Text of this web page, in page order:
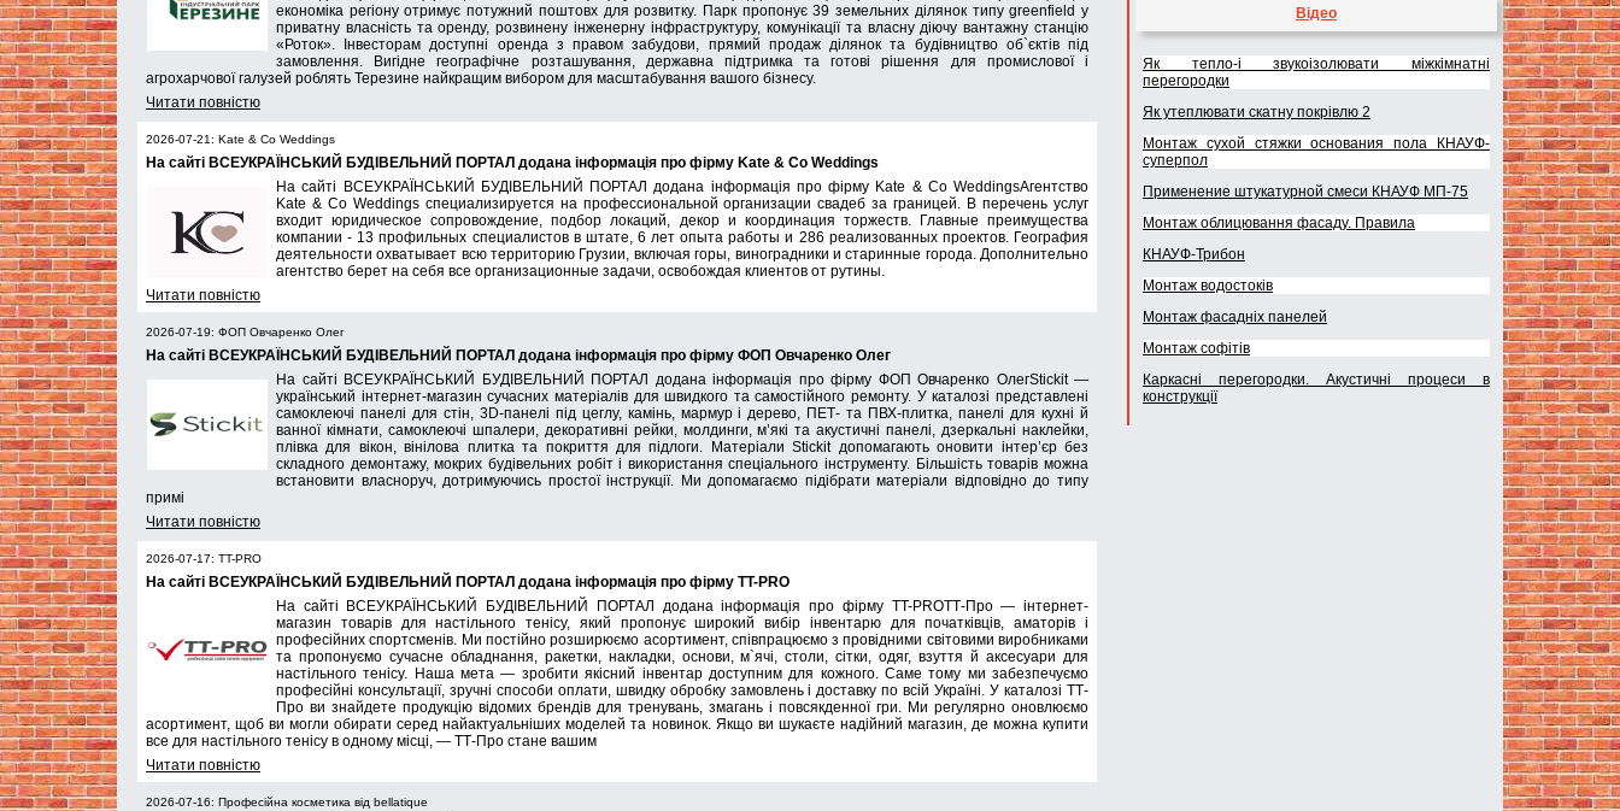
економіка регіону отримує потужний поштовх для розвитку. Парк пропонує 39 земельних ділянок типу greenfield у
приватну власність та оренду, розвинену інженерну інфраструктуру, комунікації та власну діючу вантажну станцію
«Роток». Інвесторам доступні оренда з правом забудови, прямий продаж ділянок та будівництво об`єктів під
замовлення. Вигідне географічне розташування, державна підтримка та готові рішення для промислової і
агрохарчової галузей роблять Терезине найкращим вибором для масштабування вашого бізнесу.
Читати повністю
2026-07-21: Kate & Co Weddings
На сайті ВСЕУКРАЇНСЬКИЙ БУДІВЕЛЬНИЙ ПОРТАЛ додана інформація про фірму Kate & Co Weddings
На сайті ВСЕУКРАЇНСЬКИЙ БУДІВЕЛЬНИЙ ПОРТАЛ додана інформація про фірму Kate & Co WeddingsАгентство
Kate & Co Weddings специализируется на профессиональной организации свадеб за границей. В перечень услуг
входит юридическое сопровождение, подбор локаций, декор и координация торжеств. Главные преимущества
компании - 13 профильных специалистов в штате, 6 лет опыта работы и 286 реализованных проектов. География
деятельности охватывает всю территорию Грузии, включая горы, виноградники и старинные города. Дополнительно
агентство берет на себя все организационные задачи, освобождая клиентов от рутины.
Читати повністю
2026-07-19: ФОП Овчаренко Олег
На сайті ВСЕУКРАЇНСЬКИЙ БУДІВЕЛЬНИЙ ПОРТАЛ додана інформація про фірму ФОП Овчаренко Олег
На сайті ВСЕУКРАЇНСЬКИЙ БУДІВЕЛЬНИЙ ПОРТАЛ додана інформація про фірму ФОП Овчаренко ОлегStickit —
український інтернет-магазин сучасних матеріалів для швидкого та самостійного ремонту. У каталозі представлені
самоклеючі панелі для стін, 3D-панелі під цеглу, камінь, мармур і дерево, ПЕТ- та ПВХ-плитка, панелі для кухні й
ванної кімнати, самоклеючі шпалери, декоративні рейки, молдинги, м’які та акустичні панелі, дзеркальні наклейки,
плівка для вікон, вінілова плитка та покриття для підлоги. Матеріали Stickit допомагають оновити інтер’єр без
складного демонтажу, мокрих будівельних робіт і використання спеціального інструменту. Більшість товарів можна
встановити власноруч, дотримуючись простої інструкції. Ми допомагаємо підібрати матеріали відповідно до типу
примі
Читати повністю
2026-07-17: TT-PRO
На сайті ВСЕУКРАЇНСЬКИЙ БУДІВЕЛЬНИЙ ПОРТАЛ додана інформація про фірму TT-PRO
На сайті ВСЕУКРАЇНСЬКИЙ БУДІВЕЛЬНИЙ ПОРТАЛ додана інформація про фірму TT-PROТТ-Про — інтернет-
магазин товарів для настільного тенісу, який пропонує широкий вибір інвентарю для початківців, аматорів і
професійних спортсменів. Ми постійно розширюємо асортимент, співпрацюємо з провідними світовими виробниками
та пропонуємо сучасне обладнання, ракетки, накладки, основи, м`ячі, столи, сітки, одяг, взуття й аксесуари для
настільного тенісу. Наша мета — зробити якісний інвентар доступним для кожного. Саме тому ми забезпечуємо
професійні консультації, зручні способи оплати, швидку обробку замовлень і доставку по всій Україні. У каталозі ТТ-
Про ви знайдете продукцію відомих брендів для тренувань, змагань і повсякденної гри. Ми регулярно оновлюємо
асортимент, щоб ви могли обирати серед найактуальніших моделей та новинок. Якщо ви шукаєте надійний магазин, де можна купити
все для настільного тенісу в одному місці, — ТТ-Про стане вашим
Читати повністю
2026-07-16: Професійна косметика від bellatique
Відео
Як тепло-і звукоізолювати міжкімнатні
перегородки
Як утеплювати скатну покрівлю 2
Монтаж сухой стяжки основания пола КНАУФ-
суперпол
Применение штукатурной смеси КНАУФ МП-75
Монтаж облицювання фасаду. Правила
КНАУФ-Трибон
Монтаж водостоків
Монтаж фасадніх панелей
Монтаж софітів
Каркасні перегородки. Акустичні процеси в
конструкції